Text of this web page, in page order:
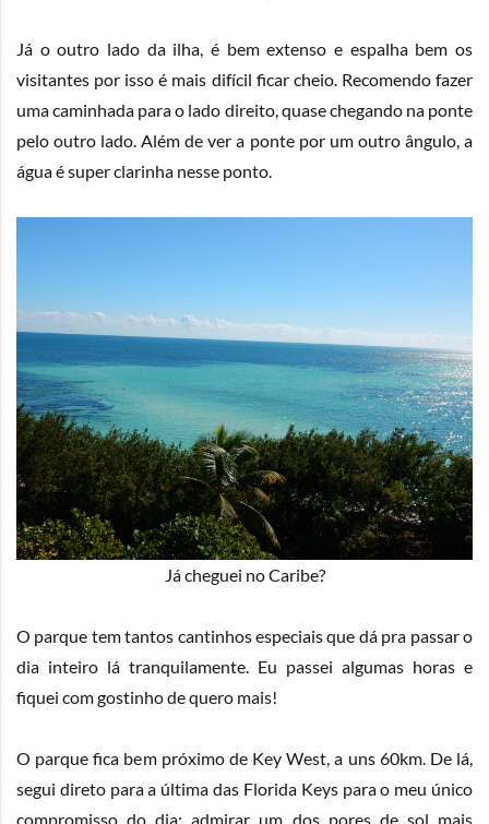
Já o outro lado da ilha, é bem extenso e espalha bem os
visitantes por isso é mais difícil ficar cheio. Recomendo fazer
uma caminhada para o lado direito, quase chegando na ponte
pelo outro lado. Além de ver a ponte por um outro ângulo, a
água é super clarinha nesse ponto.
Já cheguei no Caribe?
O parque tem tantos cantinhos especiais que dá pra passar o
dia inteiro lá tranquilamente. Eu passei algumas horas e
fiquei com gostinho de quero mais!
O parque fica bem próximo de Key West, a uns 60km. De lá,
segui direto para a última das Florida Keys para o meu único
compromisso do dia: admirar um dos pores de sol mais